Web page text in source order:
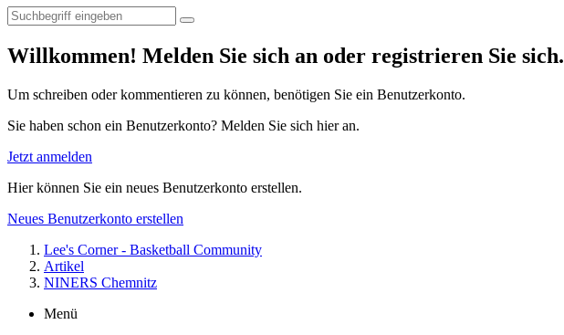
Willkommen! Melden Sie sich an oder registrieren Sie sich.
Um schreiben oder kommentieren zu können, benötigen Sie ein Benutzerkonto.
Sie haben schon ein Benutzerkonto? Melden Sie sich hier an.
Jetzt anmelden
Hier können Sie ein neues Benutzerkonto erstellen.
Neues Benutzerkonto erstellen
Lee's Corner - Basketball Community
Artikel
NINERS Chemnitz
Menü